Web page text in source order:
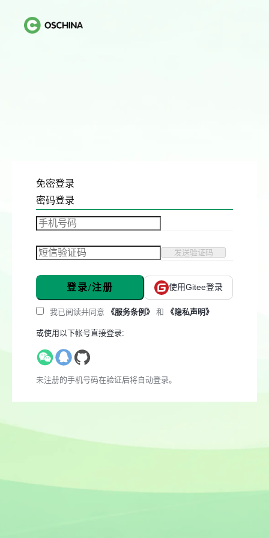
免密登录
密码登录
发送验证码
登录/注册 使用Gitee登录
我已阅读并同意 《服务条例》 和 《隐私声明》
或使用以下帐号直接登录:
未注册的手机号码在验证后将自动登录。